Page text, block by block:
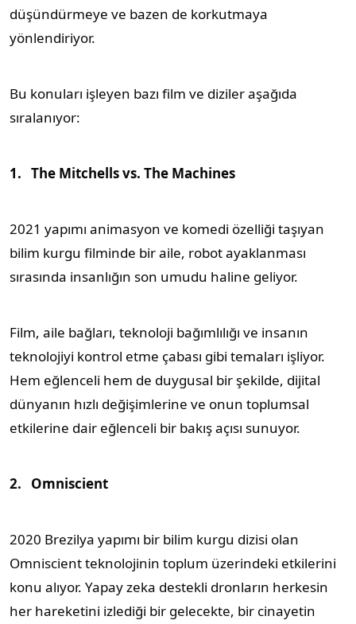
düşündürmeye ve bazen de korkutmaya
yönlendiriyor.
Bu konuları işleyen bazı film ve diziler aşağıda
sıralanıyor:
1. The Mitchells vs. The Machines
2021 yapımı animasyon ve komedi özelliği taşıyan
bilim kurgu filminde bir aile, robot ayaklanması
sırasında insanlığın son umudu haline geliyor.
Film, aile bağları, teknoloji bağımlılığı ve insanın
teknolojiyi kontrol etme çabası gibi temaları işliyor.
Hem eğlenceli hem de duygusal bir şekilde, dijital
dünyanın hızlı değişimlerine ve onun toplumsal
etkilerine dair eğlenceli bir bakış açısı sunuyor.
2. Omniscient
2020 Brezilya yapımı bir bilim kurgu dizisi olan
Omniscient teknolojinin toplum üzerindeki etkilerini
konu alıyor. Yapay zeka destekli dronların herkesin
her hareketini izlediği bir gelecekte, bir cinayetin